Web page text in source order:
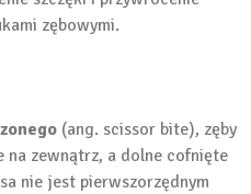
zębowymi.
(ang. scissor bite), zęby
na zewnątrz, a dolne cofnięte
nie jest pierwszorzędnym